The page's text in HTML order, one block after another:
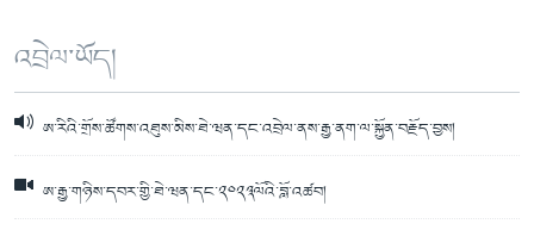
འབྲེལ་ཡོད།
ཨ་རིའི་གྲོས་ཚོགས་འཐུས་མིས་ཐེ་ཝན་དང་འབྲེལ་ནས་རྒྱ་ནག་ལ་སྐྱོན་བརྗོད་བྱས།
ཨ་རྒྱ་གཉིས་དབར་གྱི་ཐེ་ཝན་དང་༢༠༢༣ལོའི་བློ་འཚབ།